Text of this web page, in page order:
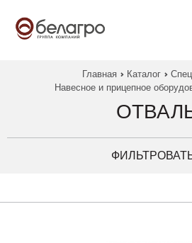
Главная Каталог
Навесное и прицепное